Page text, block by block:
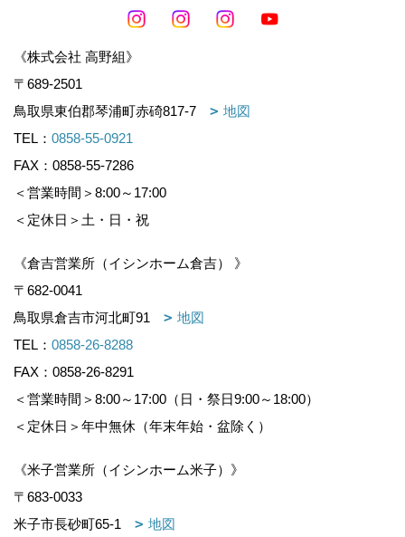
《株式会社 高野組》
〒689-2501
鳥取県東伯郡琴浦町赤碕817-7
地図
TEL： 0858-55-0921
FAX：0858-55-7286
＜営業時間＞8:00～17:00
＜定休日＞土・日・祝
《倉吉営業所（イシンホーム倉吉） 》
〒682-0041
鳥取県倉吉市河北町91
地図
TEL： 0858-26-8288
FAX：0858-26-8291
＜営業時間＞8:00～17:00（日・祭日9:00～18:00）
＜定休日＞年中無休（年末年始・盆除く）
《米子営業所（イシンホーム米子）》
〒683-0033
米子市長砂町65-1
地図